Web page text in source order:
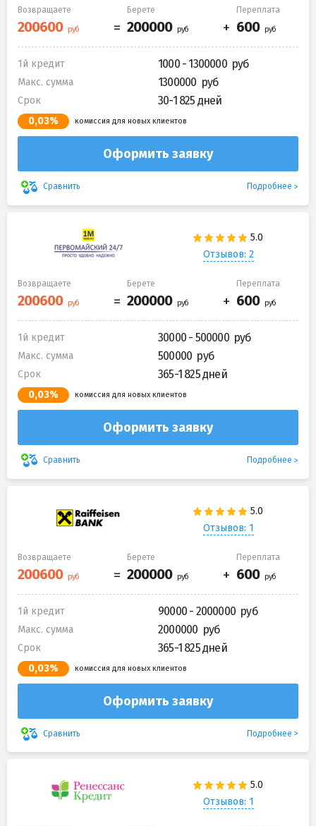
Возвращаете Берете Переплата
1й кредит 1000 - 1300000
Макс. сумма 1300000
Срок 30-1 825 дней
0,03% комиссия для новых клиентов
Оформить заявку
Сравнить Подробнее
Отзывов: 2
Возвращаете Берете Переплата
1й кредит 30000 - 500000
Макс. сумма 500000
Срок 365-1 825 дней
0,03% комиссия для новых клиентов
Оформить заявку
Сравнить Подробнее
Отзывов: 1
Возвращаете Берете Переплата
1й кредит 90000 - 2000000
Макс. сумма 2000000
Срок 365-1 825 дней
0,03% комиссия для новых клиентов
Оформить заявку
Сравнить Подробнее
Отзывов: 1